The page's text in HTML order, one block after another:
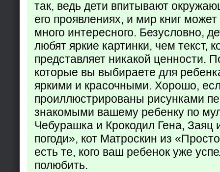
так, ведь дети впитывают
его проявлениях, и мир книг
много интересного. Безусловно,
любят яркие картинки, чем текст,
представляет никакой ценности.
которые вы выбираете для
яркими и красочными. Хорошо,
проиллюстрированы рисунками
знакомыми вашему ребенку по
Чебурашка и Крокодил Гена, Заяц
погоди», кот Матроскин из
есть те, кого ваш ребенок уже
полюбить.